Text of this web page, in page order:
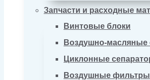
Запчасти и расходные
Винтовые блоки
Воздушно-масляные
Циклонные
Воздушные фильтры